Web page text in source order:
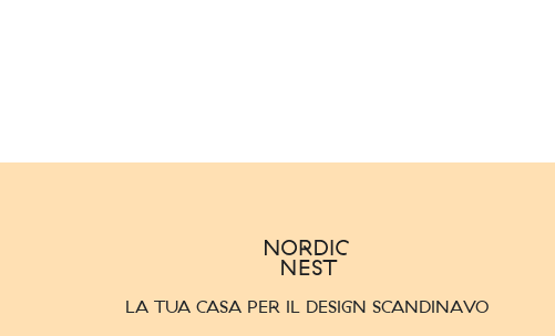
LA TUA CASA PER IL DESIGN SCANDINAVO